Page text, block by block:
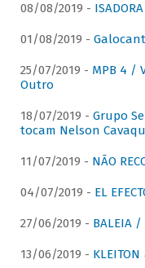
08/08/2019 -
01/08/2019 -
25/07/2019 - MPB 4 /
Outro
18/07/2019 - Grupo
tocam Nelson
11/07/2019 - NÃO
04/07/2019 - EL
27/06/2019 - BALEIA
13/06/2019 -